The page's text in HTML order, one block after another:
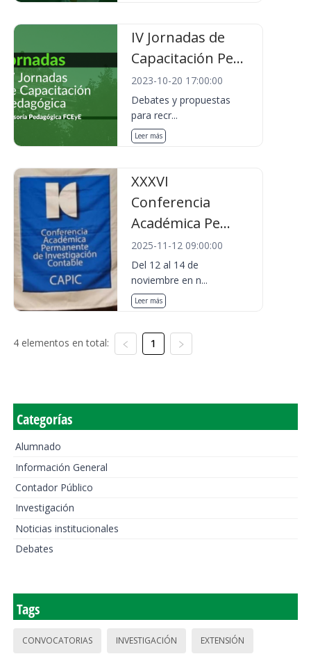
IV Jornadas de
Capacitación Pe...
2023-10-20 17:00:00
Debates y propuestas
para recr...
Leer más
XXXVI
Conferencia
Académica Pe...
2025-11-12 09:00:00
Del 12 al 14 de
noviembre en n...
Leer más
4 elementos en total: 1
Categorías
Alumnado
Información General
Contador Público
Investigación
Noticias institucionales
Debates
Tags
CONVOCATORIAS INVESTIGACIÓN EXTENSIÓN